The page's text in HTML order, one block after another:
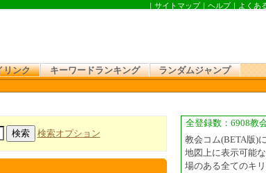
｜ サイトマップ｜ ヘルプ｜ よくあ
リンク キーワードランキング ランダムジャンプ
検索オプション
全登録数：6908教
教会コム(BETA版)に
地図上に表示可能
場のある全てのキリ